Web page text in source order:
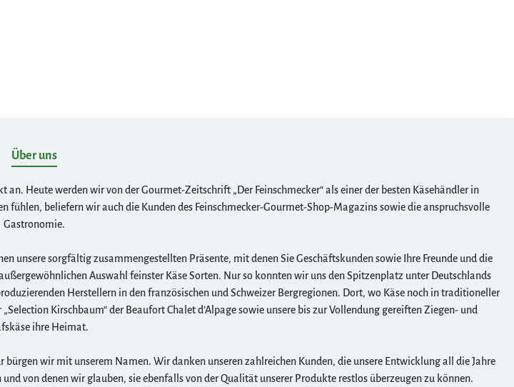
Über uns
Heute werden wir von der Gourmet-Zeitschrift „Der Feinschmecker“ als einer der besten Käsehändler in
beliefern wir auch die Kunden des Feinschmecker-Gourmet-Shop-Magazins sowie die anspruchsvolle
Gastronomie.
unsere sorgfältig zusammengestellten Präsente, mit denen Sie Geschäftskunden sowie Ihre Freunde und die
Auswahl feinster Käse Sorten. Nur so konnten wir uns den Spitzenplatz unter Deutschlands
Herstellern in den französischen und Schweizer Bergregionen. Dort, wo Käse noch in traditioneller
Kirschbaum“ der Beaufort Chalet d’Alpage sowie unsere bis zur Vollendung gereiften Ziegen- und
ihre Heimat.
wir mit unserem Namen. Wir danken unseren zahlreichen Kunden, die unsere Entwicklung all die Jahre
von denen wir glauben, sie ebenfalls von der Qualität unserer Produkte restlos überzeugen zu können.